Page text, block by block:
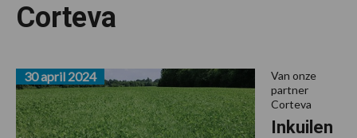
Corteva
Van onze
partner
Corteva
Inkuilen
30 april 2024